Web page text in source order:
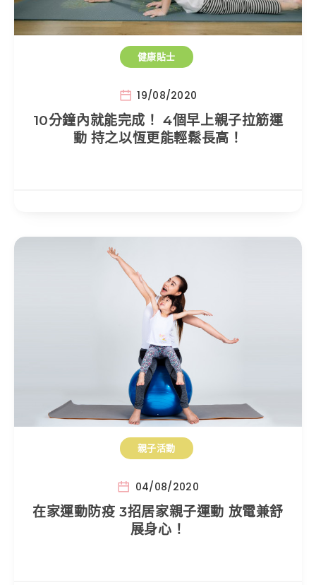
健康貼士
19/08/2020
10分鐘內就能完成！ 4個早上親子拉筋運
動 持之以恆更能輕鬆長高！
親子活動
04/08/2020
在家運動防疫 3招居家親子運動 放電兼舒
展身心！